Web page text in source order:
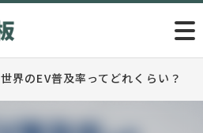
世界のEV普及率ってどれくらい？